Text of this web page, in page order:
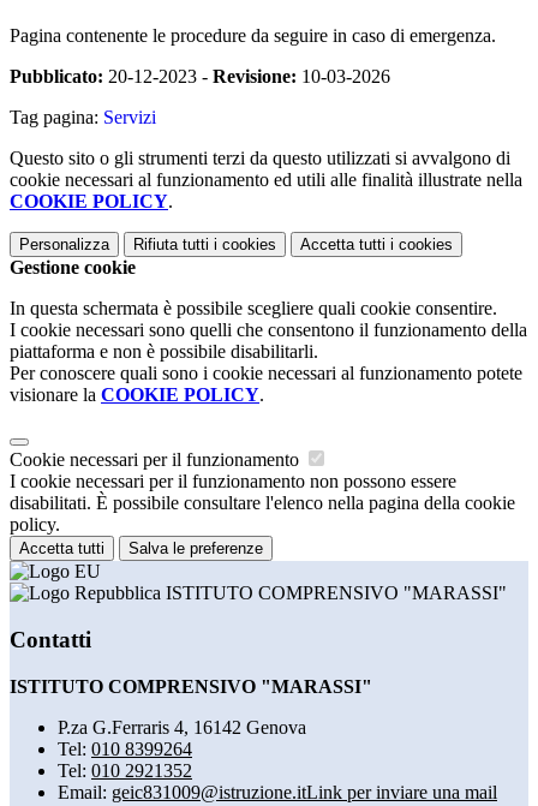
Pagina contenente le procedure da seguire in caso di emergenza.
Pubblicato: 20-12-2023 - Revisione: 10-03-2026
Tag pagina: Servizi
Questo sito o gli strumenti terzi da questo utilizzati si avvalgono di
cookie necessari al funzionamento ed utili alle finalità illustrate nella
COOKIE POLICY.
Personalizza Rifiuta tutti i cookies Accetta tutti i cookies
Gestione cookie
In questa schermata è possibile scegliere quali cookie consentire.
I cookie necessari sono quelli che consentono il funzionamento della
piattaforma e non è possibile disabilitarli.
Per conoscere quali sono i cookie necessari al funzionamento potete
visionare la COOKIE POLICY.
Cookie necessari per il funzionamento
I cookie necessari per il funzionamento non possono essere
disabilitati. È possibile consultare l'elenco nella pagina della cookie
policy.
Accetta tutti Salva le preferenze
ISTITUTO COMPRENSIVO "MARASSI"
Contatti
ISTITUTO COMPRENSIVO "MARASSI"
P.za G.Ferraris 4, 16142 Genova
Tel: 010 8399264
Tel: 010 2921352
Email: geic831009@istruzione.itLink per inviare una mail